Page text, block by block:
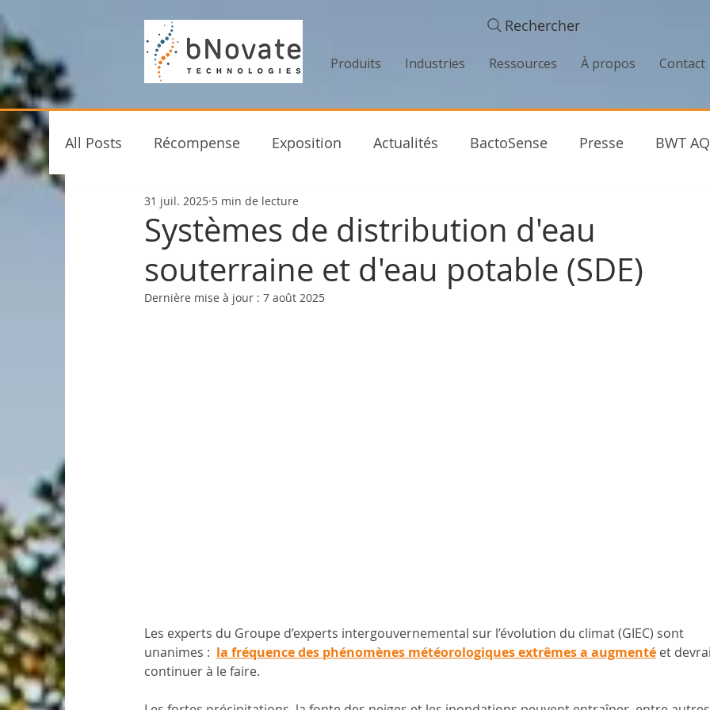
Rechercher
Produits Industries Ressources À propos Contact
All Posts Récompense Exposition Actualités BactoSense Presse BWT
Événements bNovate
Systèmes de distribution d'eau
souterraine et d'eau potable (SDE)
31 juil. 2025 5 min de lecture
Dernière mise à jour : 7 août 2025
Les experts du Groupe d’experts intergouvernemental sur l’évolution du climat (GIEC) sont
unanimes : la fréquence des phénomènes météorologiques extrêmes a augmenté et
continuer à le faire.